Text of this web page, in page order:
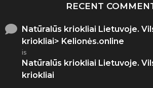
RECENT
Natūralūs kriokliai Lietuvoje.
kriokliai> Kelionės.online
is
Natūralūs kriokliai Lietuvoje.
kriokliai